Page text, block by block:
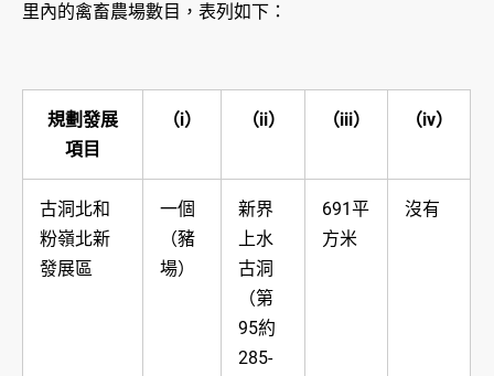
里內的禽畜農場數目，表列如下：
規劃發展
項目
（i） （ii） （iii） （iv）
古洞北和
粉嶺北新
發展區
一個
（豬
場）
新界
上水
古洞
（第
95約
285-
691平
方米
沒有